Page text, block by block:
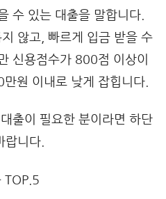
수 있는 대출을 말합니다.
않고, 빠르게 입금 받을 수
신용점수가 800점 이상이
원 이내로 낮게 잡힙니다.
출이 필요한 분이라면 하단
랍니다.